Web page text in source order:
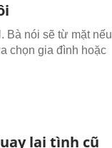
Bà nói sẽ từ mặt nếu
chọn gia đình hoặc
lại tình cũ